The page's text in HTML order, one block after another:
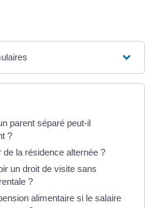
parent séparé peut-il
?
la résidence alternée ?
un droit de visite sans
?
alimentaire si le salaire